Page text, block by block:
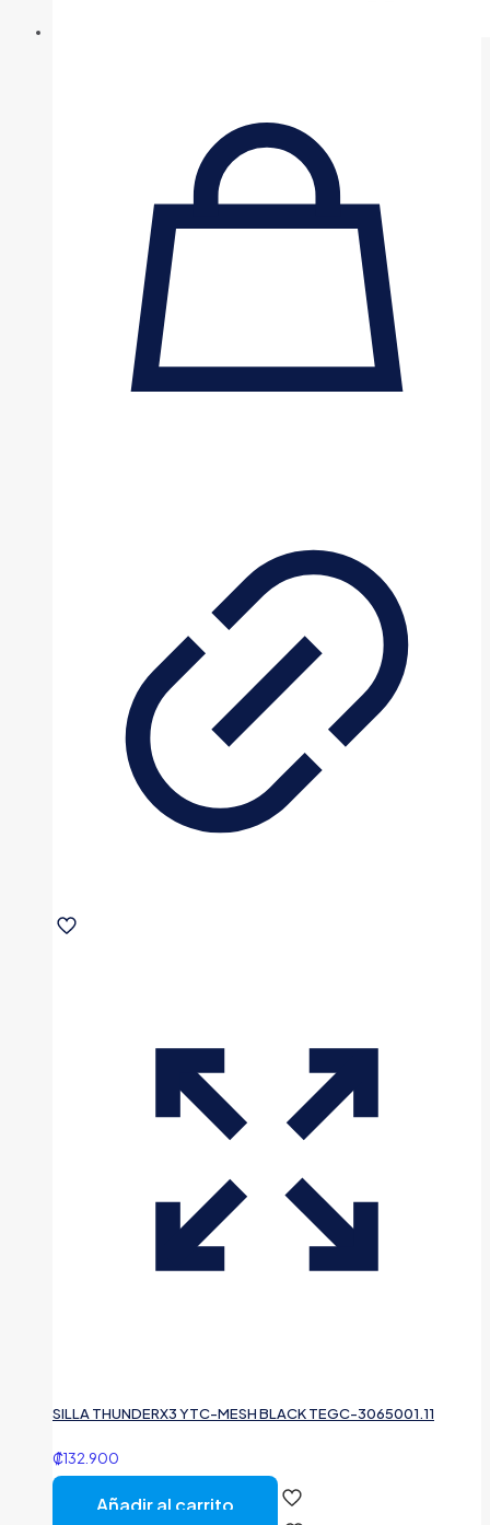
SILLA THUNDERX3 YTC-MESH BLACK TEGC-3065001.11
₡132.900
Añadir al carrito